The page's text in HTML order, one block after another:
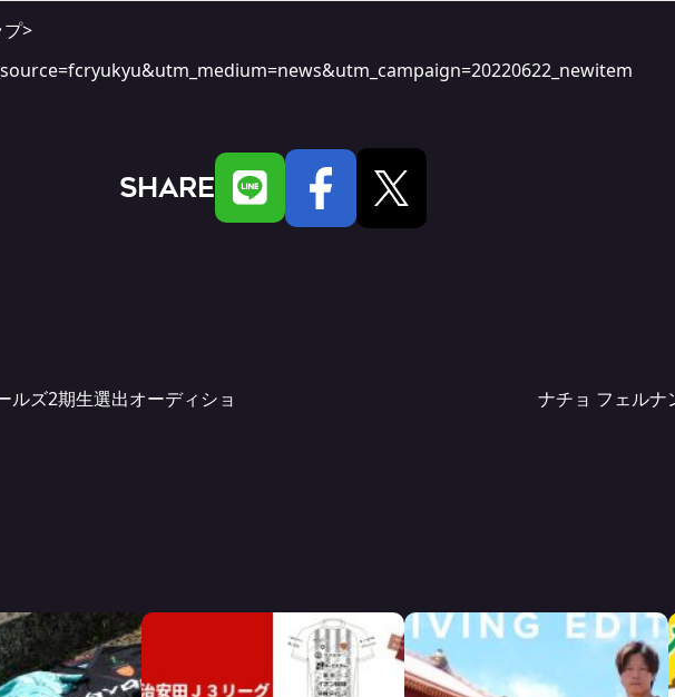
プ>
newitem
SHARE
ルズ2期生選出オーディショ
ナチョ フェルナ